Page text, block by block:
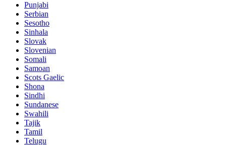
Punjabi
Serbian
Sesotho
Sinhala
Slovak
Slovenian
Somali
Samoan
Scots Gaelic
Shona
Sindhi
Sundanese
Swahili
Tajik
Tamil
Telugu